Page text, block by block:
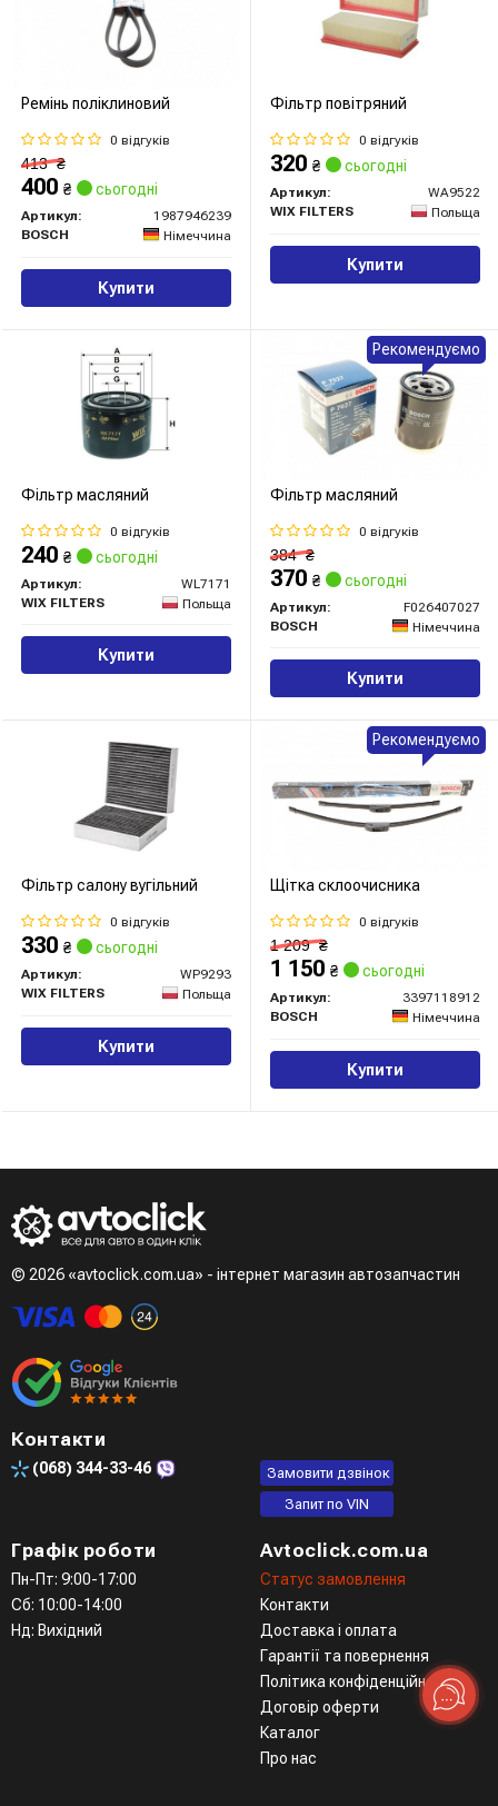
Ремінь поліклиновий
0 відгуків
413₴
400 ₴ сьогодні
Артикул:
1987946239
BOSCH
Німеччина
Купити
Фільтр повітряний
0 відгуків
320 ₴ сьогодні
Артикул:
WA9522
WIX FILTERS
Польща
Купити
Фільтр масляний
0 відгуків
240 ₴ сьогодні
Артикул:
WL7171
WIX FILTERS
Польща
Купити
Фільтр масляний
0 відгуків
384₴
370 ₴ сьогодні
Артикул:
F026407027
BOSCH
Німеччина
Купити
Рекомендуємо
Фільтр салону вугільний
0 відгуків
330 ₴ сьогодні
Артикул:
WP9293
WIX FILTERS
Польща
Купити
Щітка склоочисника
0 відгуків
1 209₴
1 150 ₴ сьогодні
Артикул:
3397118912
BOSCH
Німеччина
Купити
Рекомендуємо
© 2026 «avtoclick.com.ua» - інтернет магазин автозапчастин
Контакти
(068) 344-33-46
Замовити дзвінок
Запит по VIN
Графік роботи
Пн-Пт: 9:00-17:00
Сб: 10:00-14:00
Нд: Вихідний
Avtoclick.com.ua
Статус замовлення
Контакти
Доставка і оплата
Гарантії та повернення
Політика конфіденційності
Договір оферти
Каталог
Про нас